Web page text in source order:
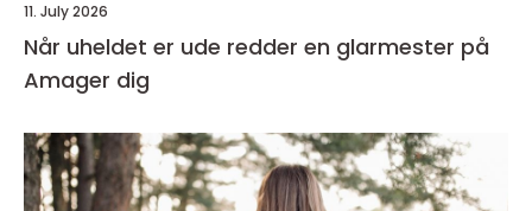
11. July 2026
Når uheldet er ude redder en glarmester på
Amager dig